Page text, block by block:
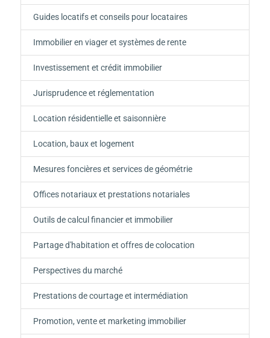
Guides locatifs et conseils pour locataires
Immobilier en viager et systèmes de rente
Investissement et crédit immobilier
Jurisprudence et réglementation
Location résidentielle et saisonnière
Location, baux et logement
Mesures foncières et services de géométrie
Offices notariaux et prestations notariales
Outils de calcul financier et immobilier
Partage d'habitation et offres de colocation
Perspectives du marché
Prestations de courtage et intermédiation
Promotion, vente et marketing immobilier